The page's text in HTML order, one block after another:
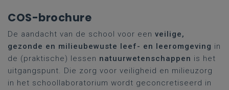
COS-brochure
De aandacht van de school voor een veilige,
gezonde en milieubewuste leef- en leeromgeving in
de (praktische) lessen natuurwetenschappen is het
uitgangspunt. Die zorg voor veiligheid en milieuzorg
in het schoollaboratorium wordt geconcretiseerd in